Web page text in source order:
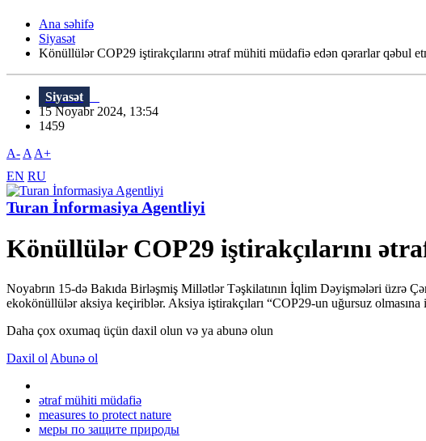
Ana səhifə
Siyasət
Könüllülər COP29 iştirakçılarını ətraf mühiti müdafiə edən qərarlar qəbul
Siyasət
15 Noyabr 2024, 13:54
1459
A- A A+
EN RU
Turan İnformasiya Agentliyi
Könüllülər COP29 iştirakçılarını
Noyabrın 15-də Bakıda Birləşmiş Millətlər Təşkilatının İqlim Dəyişmələri üzrə
ekokönüllülər aksiya keçiriblər. Aksiya iştirakçıları “COP29-un uğursuz olmasına
Daha çox oxumaq üçün daxil olun və ya abunə olun
Daxil ol Abunə ol
ətraf mühiti müdafiə
measures to protect nature
меры по защите природы